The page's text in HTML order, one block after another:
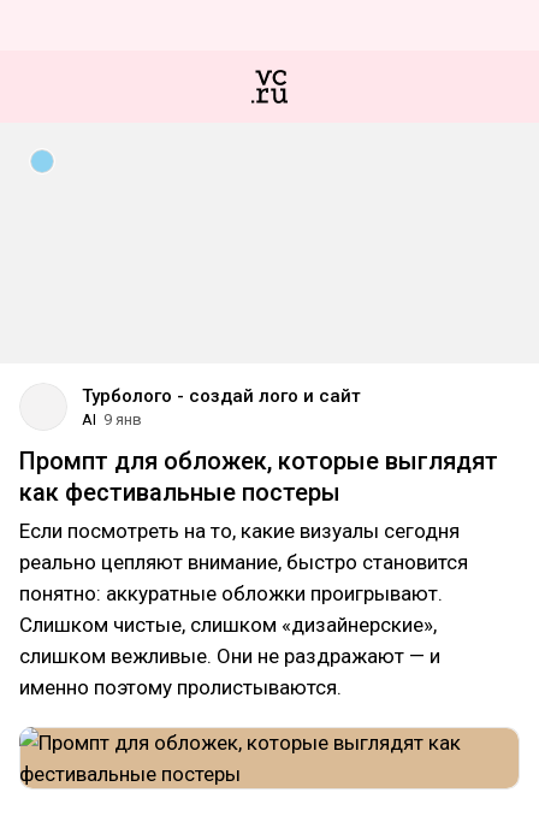
Турболого - создай лого и сайт
AI 9 янв
Промпт для обложек, которые выглядят
как фестивальные постеры
Если посмотреть на то, какие визуалы сегодня
реально цепляют внимание, быстро становится
понятно: аккуратные обложки проигрывают.
Слишком чистые, слишком «дизайнерские»,
слишком вежливые. Они не раздражают — и
именно поэтому пролистываются.